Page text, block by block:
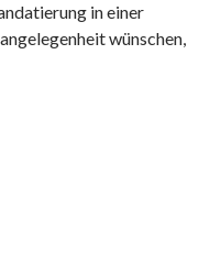
in einer
wünschen,